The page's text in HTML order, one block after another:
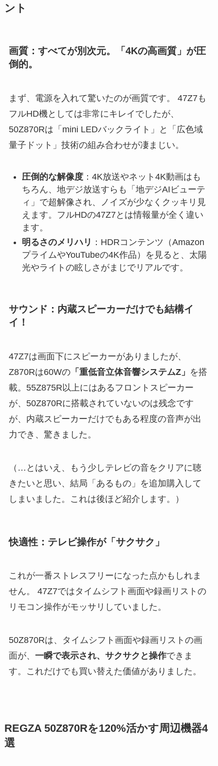
ント
画質：すべてが別次元。「4Kの高画質」が圧
倒的。
まず、電源を入れて驚いたのが画質です。 47Z7も
フルHD機としては非常にキレイでしたが、
50Z870Rは「mini LEDバックライト」と「広色域
量子ドット」技術の組み合わせが凄まじい。
圧倒的な解像度：4K放送やネット4K動画はも
ちろん、地デジ放送すらも「地デジAIビューテ
ィ」で超解像され、ノイズが少なくクッキリ見
えます。フルHDの47Z7とは情報量が全く違い
ます。
明るさのメリハリ ：HDRコンテンツ（Amazon
プライムやYouTubeの4K作品）を見ると、太陽
光やライトの眩しさがまじでリアルです。
サウンド：内蔵スピーカーだけでも結構イ
イ！
47Z7は画面下にスピーカーがありましたが、
Z870Rは60Wの「重低音立体音響システムZ」 を搭
載。55Z875R以上にはあるフロントスピーカー
が、50Z870Rに搭載されていないのは残念です
が、内蔵スピーカーだけでもある程度の音声が出
力でき、驚きました。
（…とはいえ、もう少しテレビの音をクリアに聴
きたいと思い、結局「あるもの」を追加購入して
しまいました。これは後ほど紹介します。）
快適性：テレビ操作が「サクサク」
これが一番ストレスフリーになった点かもしれま
せん。 47Z7ではタイムシフト画面や録画リストの
リモコン操作がモッサリしていました。
50Z870Rは、タイムシフト画面や録画リストの画
面が、 一瞬で表示され、サクサクと操作できま
す。これだけでも買い替えた価値がありました。
REGZA 50Z870Rを120%活かす周辺機器4
選